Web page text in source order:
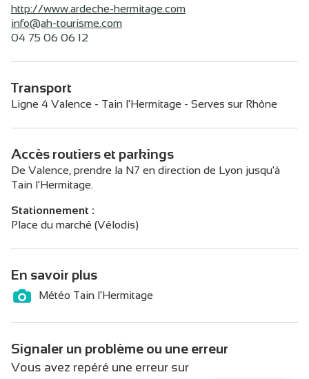
http://www.ardeche-hermitage.com
info@ah-tourisme.com
04 75 06 06 12
Transport
Ligne 4 Valence - Tain l'Hermitage - Serves sur Rhône
Accès routiers et parkings
De Valence, prendre la N7 en direction de Lyon jusqu'à
Tain l'Hermitage.
Stationnement :
Place du marché (Vélodis)
En savoir plus
Météo Tain l'Hermitage
Signaler un problème ou une erreur
Vous avez repéré une erreur sur